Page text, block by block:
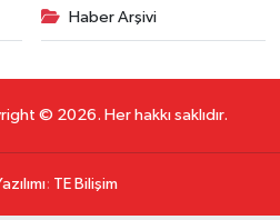
Haber Arşivi
© 2026. Her hakkı saklıdır.
: TE Bilişim